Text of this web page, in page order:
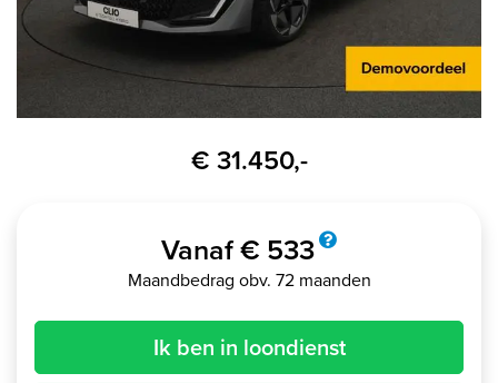
€ 31.450,-
Vanaf € 533
Maandbedrag obv. 72 maanden
Ik ben in loondienst